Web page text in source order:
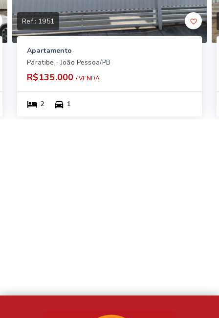
Ref.: 1951
Apartamento
Paratibe - João Pessoa/PB
R$135.000 / VENDA
2 1